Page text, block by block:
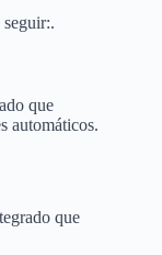
que
automáticos.
que